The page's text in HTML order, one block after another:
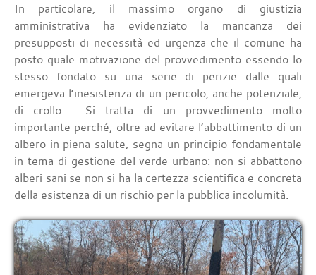
In particolare, il massimo organo di giustizia
amministrativa ha evidenziato la mancanza dei
presupposti di necessità ed urgenza che il comune ha
posto quale motivazione del provvedimento essendo lo
stesso fondato su una serie di perizie dalle quali
emergeva l’inesistenza di un pericolo, anche potenziale,
di crollo. Si tratta di un provvedimento molto
importante perché, oltre ad evitare l’abbattimento di un
albero in piena salute, segna un principio fondamentale
in tema di gestione del verde urbano: non si abbattono
alberi sani se non si ha la certezza scientifica e concreta
della esistenza di un rischio per la pubblica incolumità.